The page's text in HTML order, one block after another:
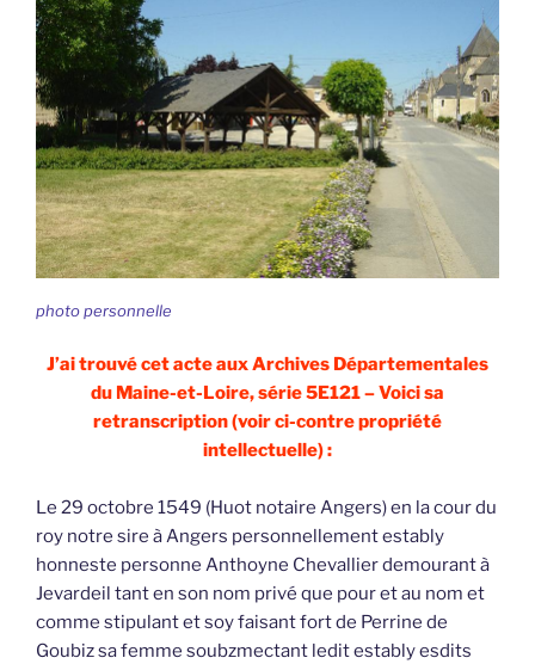
photo personnelle
J’ai trouvé cet acte aux Archives Départementales
du Maine-et-Loire, série 5E121 – Voici sa
retranscription (voir ci-contre propriété
intellectuelle) :
Le 29 octobre 1549 (Huot notaire Angers) en la cour du
roy notre sire à Angers personnellement estably
honneste personne Anthoyne Chevallier demourant à
Jevardeil tant en son nom privé que pour et au nom et
comme stipulant et soy faisant fort de Perrine de
Goubiz sa femme soubzmectant ledit estably esdits